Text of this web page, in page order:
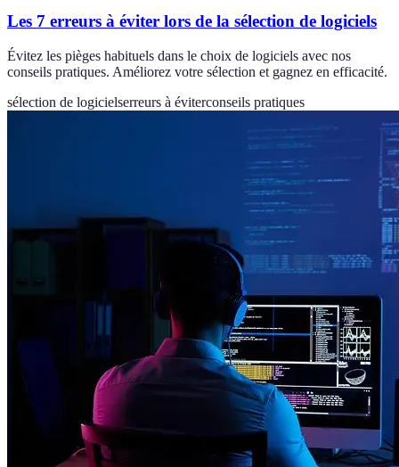
Les 7 erreurs à éviter lors de la sélection de logiciels
Évitez les pièges habituels dans le choix de logiciels avec nos
conseils pratiques. Améliorez votre sélection et gagnez en efficacité.
sélection de logicielserreurs à éviterconseils pratiques